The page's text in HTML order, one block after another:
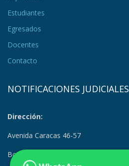
Estudiantes
Egresados
Docentes
Contacto
NOTIFICACIONES JUDICIALES
Dirección:
Avenida Caracas 46-57
Bogotá, Colombia